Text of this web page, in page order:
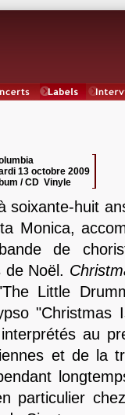
13 octobre 2009
/ CD Vinyle
soixante-huit
Monica,
de
de Noël.
Little
"Christmas
au
et de la
particulier